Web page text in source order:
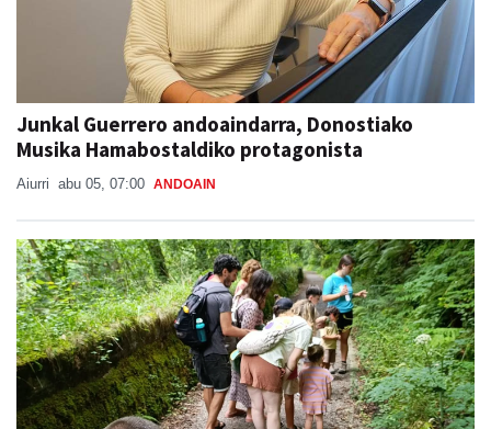
Junkal Guerrero andoaindarra, Donostiako
Musika Hamabostaldiko protagonista
Aiurri abu 05, 07:00 ANDOAIN